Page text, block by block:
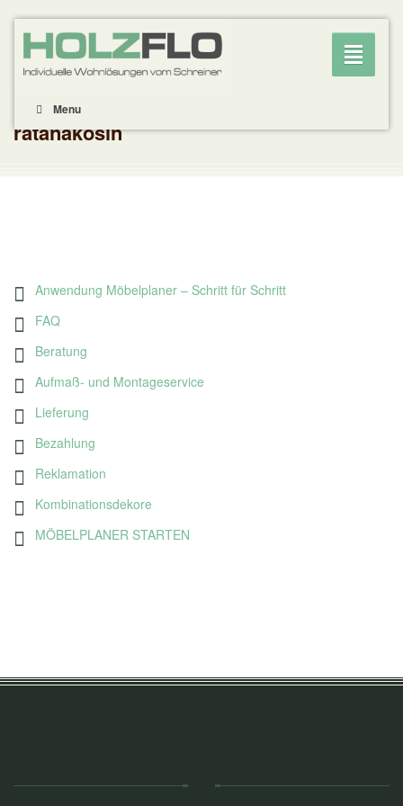
Toggle
Menu
ratanakosin
Anwendung Möbelplaner – Schritt für Schritt
FAQ
Beratung
Aufmaß- und Montageservice
Lieferung
Bezahlung
Reklamation
Kombinationsdekore
MÖBELPLANER STARTEN